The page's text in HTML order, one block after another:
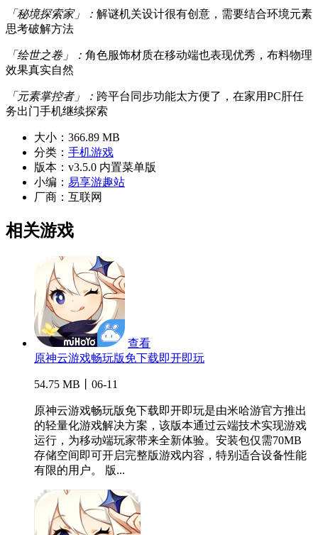
「秘境探索家」： 解谜机关设计很有创意，需要结合环境元素
思考破解方法
「绘世之卷」： 角色服饰材质在移动端也表现优秀，布料物理
效果真实自然
「元素掌控者」： 跨平台同步功能太方便了，在家用PC肝任
务出门手机继续探索
大小： 366.89 MB
分类： 手机游戏
版本： v3.5.0 内置菜单版
小编： 易享游趣站
厂商： 互联网
相关游戏
查看
原神云游戏畅玩版免下载即开即玩
54.75 MB丨06-11
原神云游戏畅玩版免下载即开即玩是由米哈游官方推出
的轻量化游戏解决方案，该版本通过云端技术实现游戏
运行，为移动端玩家带来全新体验。安装包仅需70MB
存储空间即可开启完整版游戏内容，特别适合设备性能
有限的用户。 版...